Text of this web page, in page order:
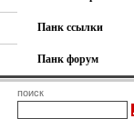
Панк ссылки
Панк форум
поиск